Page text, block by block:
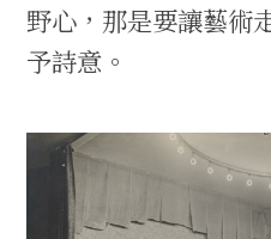
野心，那是要讓藝術
予詩意。